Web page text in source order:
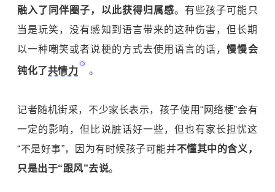
融入了同伴圈子，以此获得归属感。有些孩子可能只
当是玩笑，没有感知到语言带来的这种伤害，但长期
以一种嘲笑或者说梗的方式去使用语言的话，慢慢会
钝化了共情力 。
记者随机街采，不少家长表示，孩子使用“网络梗”会有
一定的影响，但比说脏话好一些，但也有家长担忧这
“不是好事”，因为有时候孩子可能并不懂其中的含义，
只是出于“跟风”去说。